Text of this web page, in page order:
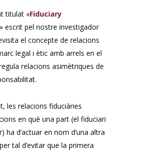
titulat «Fiduciary
» escrit pel nostre investigador
el concepte de relacions
legal i ètic amb arrels en el
relacions asimètriques de
les relacions fiduciàries
en què una part (el fiduciari
ha d’actuar en nom d’una altra
tal d’evitar que la primera